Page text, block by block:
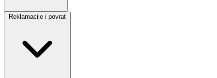
Reklamacije i povrat